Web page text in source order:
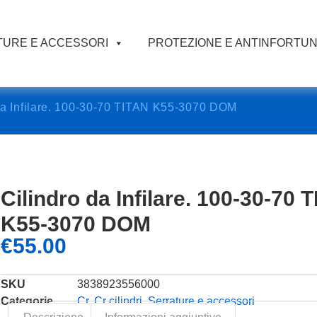
E ACCESSORI PROTEZIONE E
Infilare. 100-30-70 TITAN K55-3070 DOM
Cilindro da Infilare. 100-30-70
K55-3070 DOM
€55.00
SKU
3838923556000
Categorie
Cr,Cr cilindri,Serrature e accessori